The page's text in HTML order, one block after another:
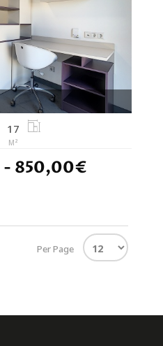
- 850,00€
17
M²
Per Page